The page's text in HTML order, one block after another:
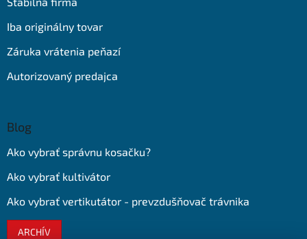
Iba originálny tovar
Záruka vrátenia peňazí
Autorizovaný predajca
Blog
Ako vybrať správnu kosačku?
Ako vybrať kultivátor
Ako vybrať vertikutátor - prevzdušňovač trávnika
ARCHÍV